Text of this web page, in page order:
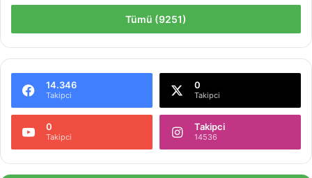
Tümü (9251)
14.346
Takipci
0
Takipci
0
Takipci
Takipci
14536